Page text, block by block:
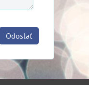
Odoslať